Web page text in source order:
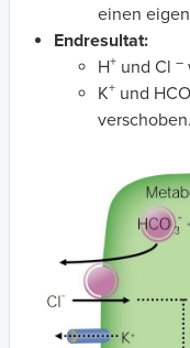
einen
Endresultat:
H+ und Cl –
K+ und HCO
verschoben.